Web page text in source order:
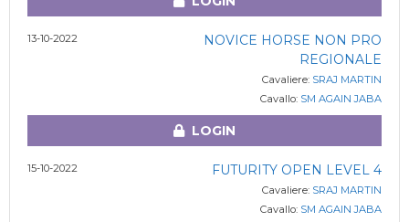
13-10-2022
NOVICE HORSE NON PRO
REGIONALE
Cavaliere: SRAJ MARTIN
Cavallo: SM AGAIN JABA
LOGIN
15-10-2022 FUTURITY OPEN LEVEL 4
Cavaliere: SRAJ MARTIN
Cavallo: SM AGAIN JABA